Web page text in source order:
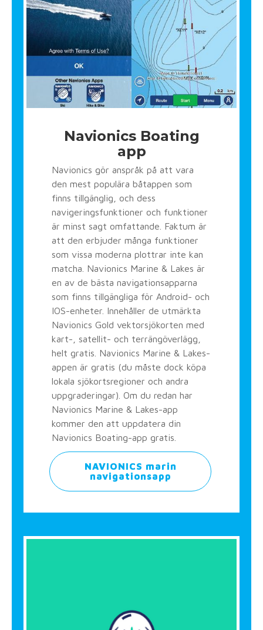
Navionics Boating
app
Navionics gör anspråk på att vara
den mest populära båtappen som
finns tillgänglig, och dess
navigeringsfunktioner och funktioner
är minst sagt omfattande. Faktum är
att den erbjuder många funktioner
som vissa moderna plottrar inte kan
matcha. Navionics Marine & Lakes är
en av de bästa navigationsapparna
som finns tillgängliga för Android- och
IOS-enheter. Innehåller de utmärkta
Navionics Gold vektorsjökorten med
kart-, satellit- och terrängöverlägg,
helt gratis. Navionics Marine & Lakes-
appen är gratis (du måste dock köpa
lokala sjökortsregioner och andra
uppgraderingar). Om du redan har
Navionics Marine & Lakes-app
kommer den att uppdatera din
Navionics Boating-app gratis.
NAVIONICS marin
navigationsapp